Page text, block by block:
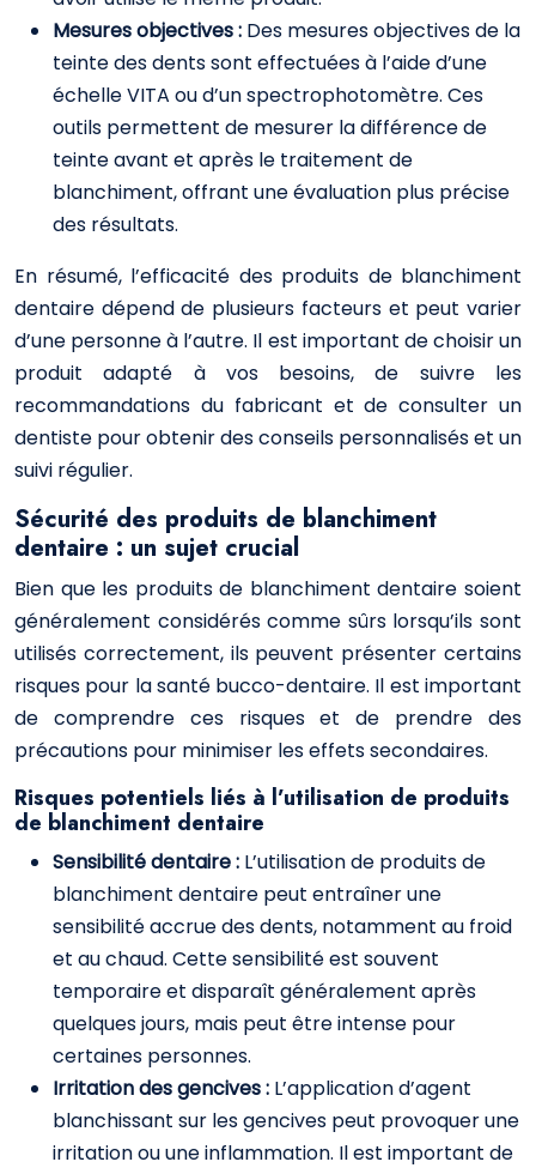
Mesures objectives : Des mesures objectives de la
teinte des dents sont effectuées à l’aide d’une
échelle VITA ou d’un spectrophotomètre. Ces
outils permettent de mesurer la différence de
teinte avant et après le traitement de
blanchiment, offrant une évaluation plus précise
des résultats.
En résumé, l’efficacité des produits de blanchiment
dentaire dépend de plusieurs facteurs et peut varier
d’une personne à l’autre. Il est important de choisir un
produit adapté à vos besoins, de suivre les
recommandations du fabricant et de consulter un
dentiste pour obtenir des conseils personnalisés et un
suivi régulier.
Sécurité des produits de blanchiment
dentaire : un sujet crucial
Bien que les produits de blanchiment dentaire soient
généralement considérés comme sûrs lorsqu’ils sont
utilisés correctement, ils peuvent présenter certains
risques pour la santé bucco-dentaire. Il est important
de comprendre ces risques et de prendre des
précautions pour minimiser les effets secondaires.
Risques potentiels liés à l’utilisation de produits
de blanchiment dentaire
Sensibilité dentaire : L’utilisation de produits de
blanchiment dentaire peut entraîner une
sensibilité accrue des dents, notamment au froid
et au chaud. Cette sensibilité est souvent
temporaire et disparaît généralement après
quelques jours, mais peut être intense pour
certaines personnes.
Irritation des gencives : L’application d’agent
blanchissant sur les gencives peut provoquer une
irritation ou une inflammation. Il est important de